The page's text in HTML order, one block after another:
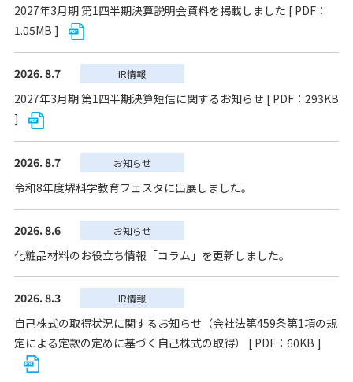
2027年3月期 第1四半期決算説明会資料を掲載しました [ PDF：
1.05MB ]
2026. 8.7 IR情報
2027年3月期 第1四半期決算短信に関するお知らせ [ PDF：293KB
]
2026. 8.7 お知らせ
令和8年度堺科学教育フェスタに出展しました。
2026. 8.6 お知らせ
化粧品材料のお役立ち情報「コラム」を更新しました。
2026. 8.3 IR情報
自己株式の取得状況に関するお知らせ（会社法第459条第1項の規
定による定款の定めに基づく自己株式の取得） [ PDF：60KB ]